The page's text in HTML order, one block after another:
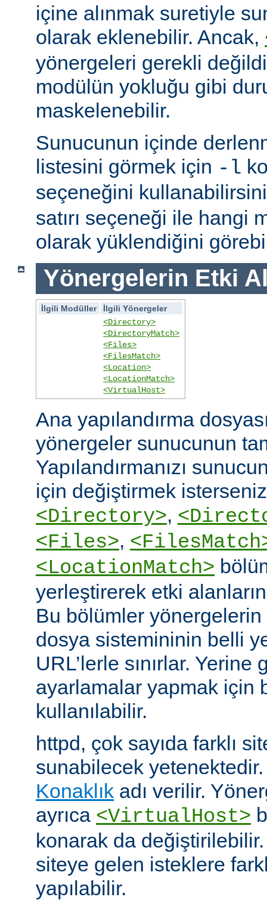
içine alınmak suretiyle
olarak eklenebilir. Ancak,
yönergeleri gerekli
modülün yokluğu gibi
maskelenebilir.
Sunucunun içinde
listesini görmek için -l
seçeneğini
satırı seçeneği ile hangi
olarak yüklendiğini
Yönergelerin Etki
İlgili Modüller
İlgili Yönergeler
<Directory>
<DirectoryMatch>
<Files>
<FilesMatch>
<Location>
<LocationMatch>
<VirtualHost>
Ana yapılandırma
yönergeler sunucunun
Yapılandırmanızı
için değiştirmek
<Directory>,
<Files>,
<LocationMatch>
yerleştirerek etki
Bu bölümler yönergelerin
dosya sistemininin belli
URL’lerle sınırlar.
ayarlamalar yapmak için
kullanılabilir.
httpd, çok sayıda farklı
sunabilecek
Konaklık adı verilir.
ayrıca <VirtualHost>
konarak da
siteye gelen isteklere
yapılabilir.